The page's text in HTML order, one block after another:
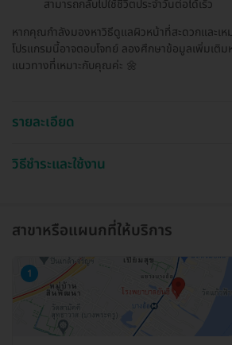
สามารถกลับไปใช้ชีวิตประจำวันต่อได้เร็ว
หากคุณกำลังมองหาวิธีดูแลผิวหน้าที่สะดวกและเห
โปรแกรมนี้อาจตอบโจทย์ ลองศึกษาข้อมูลเพิ่มเติ
แนวทางที่เหมาะกับคุณค่ะ 🌼
รายละเอียด
วิธีชำระและใช้งาน
สาขาหรือแผนกที่ให้บริการ
1